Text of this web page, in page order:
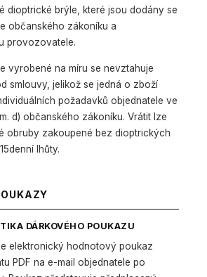
dioptrické brýle, které jsou dodány se
občanského zákoníku a
provozovatele.
vyrobené na míru se nevztahuje
smlouvy, jelikož se jedná o zboží
požadavků objednatele ve
d) občanského zákoníku. Vrátit lze
obruby zakoupené bez dioptrických
lhůty.
DÁRKOVÉHO POUKAZU
elektronický hodnotový poukaz
PDF na e-mail objednatele po